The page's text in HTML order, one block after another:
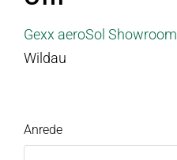
Gexx aeroSol Showroom
Wildau
Anrede